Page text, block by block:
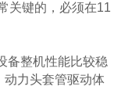
关键的，必须在11
备整机性能比较稳
动力头套管驱动体